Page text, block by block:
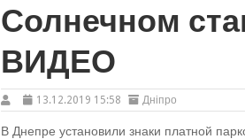
Солнечном
ВИДЕО
13.12.2019 15:58 Дніпро
В Днепре установили знаки платной